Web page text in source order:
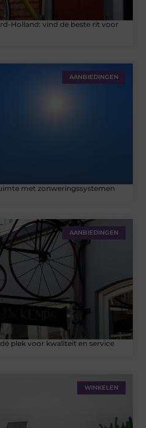
Holland: vind de beste rit voor
AANBIEDINGEN
met zonweringssystemen
AANBIEDINGEN
plek voor kwaliteit en service
WINKELEN